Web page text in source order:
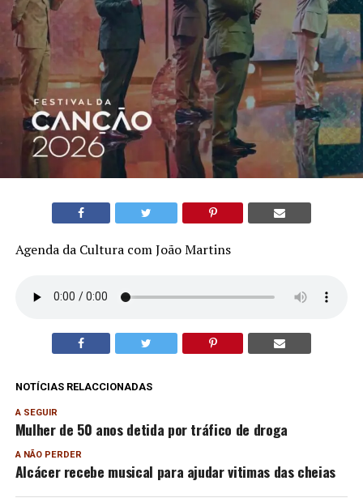
Agenda da Cultura com João Martins
NOTÍCIAS RELACCIONADAS
A SEGUIR
Mulher de 50 anos detida por tráfico de droga
A NÃO PERDER
Alcácer recebe musical para ajudar vitimas das cheias